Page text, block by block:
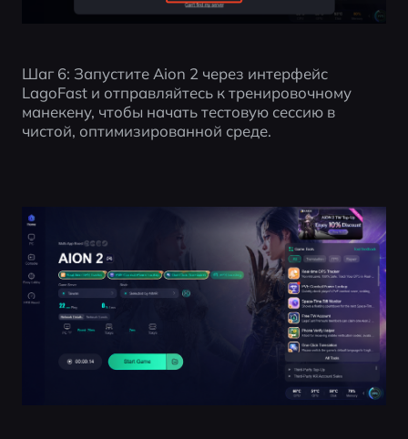
Шаг 6: Запустите Aion 2 через интерфейс
LagoFast и отправляйтесь к тренировочному
манекену, чтобы начать тестовую сессию в
чистой, оптимизированной среде.